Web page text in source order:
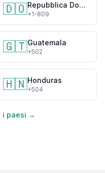
🇩🇴 Repubblica Dominicana
+1-809
🇬🇹Guatemala
+502
🇭🇳Honduras
+504
i paesi →